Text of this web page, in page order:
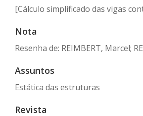
[Cálculo simplificado das vigas
Nota
Resenha de: REIMBERT, Marcel;
Assuntos
Estática das estruturas
Revista